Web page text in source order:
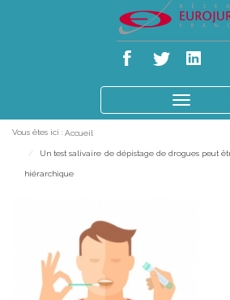
le
Vous êtes ici : Accueil
Un test salivaire de dépistage de drogues peut
hiérarchique